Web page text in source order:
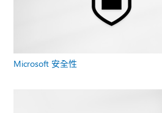
Microsoft 安全性